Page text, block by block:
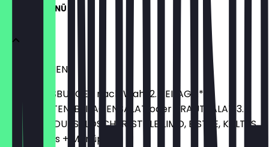
MITTAGSMENÜ
MITTAGSMENÜ
1. LIEBLINGSBURGER nach Wahl 2. BEILAGE:*
GOLDFRITTEN, BEILAGENSALAT oder KRAUTSALAT 3.
GETRÄNK: DURSTLÖSCHER, STILLE LIMO, EISTEE, KALTES
Burgerpreis + Menüpreis